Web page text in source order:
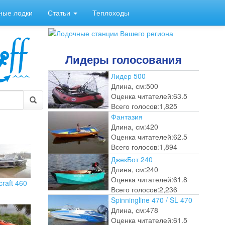
лодки Статьи Теплоходы
460
Лидеры голосования
Лидер 500
Длина, см:500
Оценка читателей:63.5
Всего голосов:1,825
Фантазия
Длина, см:420
Оценка читателей:62.5
Всего голосов:1,894
ДжекБот 240
Длина, см:240
Оценка читателей:61.8
Всего голосов:2,236
Spinningline 470 / SL 470
Длина, см:478
Оценка читателей:61.5